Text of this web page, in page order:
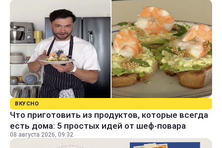
ВКУСНО
Что приготовить из продуктов, которые всегда
есть дома: 5 простых идей от шеф-повара
08 августа 2026, 09:32